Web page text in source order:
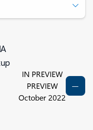
IN PREVIEW
PREVIEW
October 2022